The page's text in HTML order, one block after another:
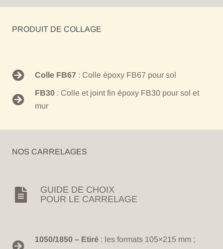
PRODUIT DE COLLAGE
Colle FB67 : Colle époxy FB67 pour sol
FB30 : Colle et joint fin époxy FB30 pour sol et
mur
NOS CARRELAGES
GUIDE DE CHOIX
POUR LE CARRELAGE
1050/1850 – Etiré : les formats 105×215 mm ;